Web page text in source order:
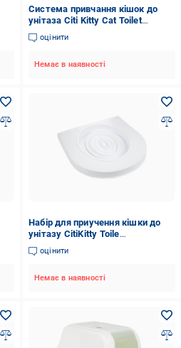
Система привчання кішок до
унітаза Citi Kitty Cat Toilet
Training туалет для котів
оцінити
Немає в наявності
Набір для приучення кішки до
унітазу CitiKitty Toile
(1882218511)
оцінити
Немає в наявності